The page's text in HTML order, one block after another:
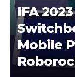
IFA
Mobile